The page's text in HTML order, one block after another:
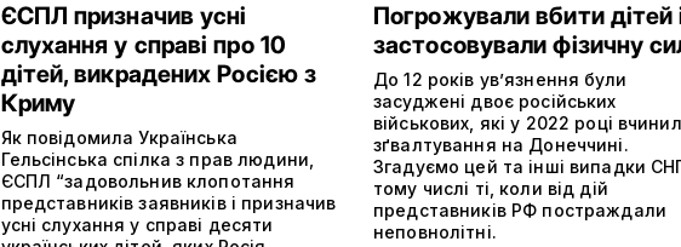
ЄСПЛ призначив усні
слухання у справі про 10
дітей, викрадених Росією з
Криму
Як повідомила Українська
Гельсінська спілка з прав людини,
ЄСПЛ “задовольнив клопотання
представників заявників і призначив
усні слухання у справі десяти
Погрожували вбити дітей
застосовували фізичну
До 12 років увʼязнення були
засуджені двоє російських
військових, які у 2022 році
зґвалтування на Донеччині.
Згадуємо цей та інші випадки
тому числі ті, коли від дій
представників РФ постраждали
неповнолітні.